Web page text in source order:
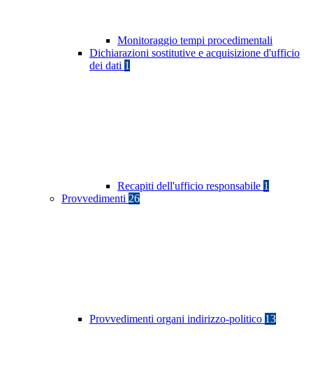
Monitoraggio tempi procedimentali
Dichiarazioni sostitutive e acquisizione d'ufficio
dei dati 1
Recapiti dell'ufficio responsabile 1
Provvedimenti 26
Provvedimenti organi indirizzo-politico 13